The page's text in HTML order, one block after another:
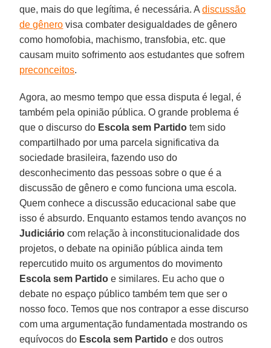
que, mais do que legítima, é necessária. Adiscussão
de gênero visa combater desigualdades de gênero
como homofobia, machismo, transfobia, etc. que
causam muito sofrimento aos estudantes que sofrem
preconceitos.
Agora, ao mesmo tempo que essa disputa é legal, é
também pela opinião pública. O grande problema é
que o discurso do Escola sem Partido tem sido
compartilhado por uma parcela significativa da
sociedade brasileira, fazendo uso do
desconhecimento das pessoas sobre o que é a
discussão de gênero e como funciona uma escola.
Quem conhece a discussão educacional sabe que
isso é absurdo. Enquanto estamos tendo avanços no
Judiciário com relação à inconstitucionalidade dos
projetos, o debate na opinião pública ainda tem
repercutido muito os argumentos do movimento
Escola sem Partido e similares. Eu acho que o
debate no espaço público também tem que ser o
nosso foco. Temos que nos contrapor a esse discurso
com uma argumentação fundamentada mostrando os
equívocos do Escola sem Partido e dos outros